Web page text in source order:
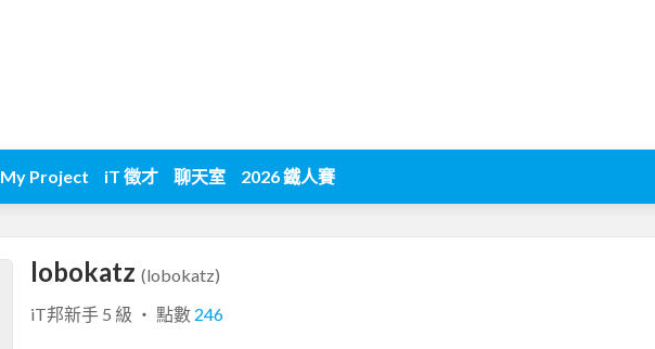
My Project iT 徵才 聊天室 2026 鐵人賽
lobokatz (lobokatz)
iT邦新手 5 級 ‧ 點數 246